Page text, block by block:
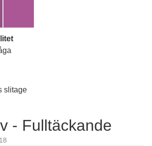
slitage
- Fulltäckande